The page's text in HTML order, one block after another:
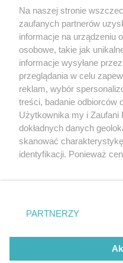
Wernisaże
Więcej
Partnerzy
Praca Szczecin
© 2026
Na naszej stronie
zaufanych partnerów
informacje na urządzeniu
osobowe, takie jak
informacje wysyłane
przeglądania w celu
reklam, wybór
treści, badanie odbiorców
Użytkownika my i
dokładnych danych
skanować
identyfikacji. Ponieważ
prywatności znajdujący
. Niektóre rodzaje
takiemu przetwarzaniu.
zastosowania tylko na tej
PARTNERZY